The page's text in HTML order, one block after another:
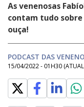
As venenosas
contam tudo
ouça!
PODCAST DAS
15/04/2022 - 01H30